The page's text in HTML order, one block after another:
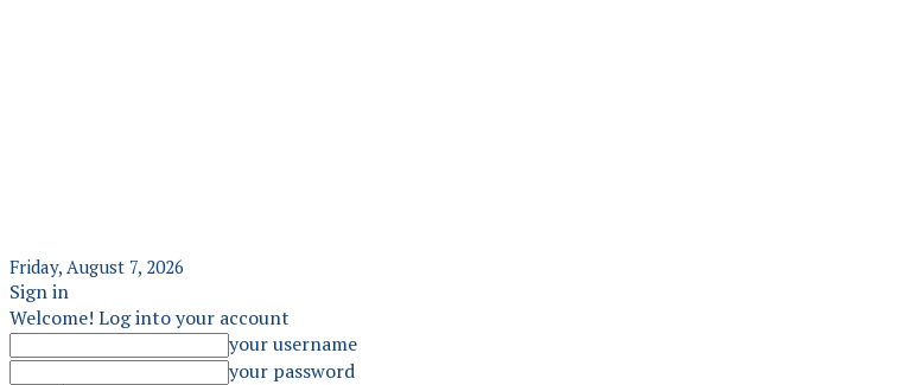
Friday, August 7, 2026
Sign in
Welcome! Log into your account
your username
your password